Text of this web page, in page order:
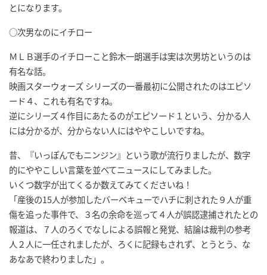
とになります。
○次男なのにイチロー
ＭＬＢ選手のイチローこと鈴木一朗選手は実は次男坊というのは
有名な話。
映画スターウォーズ シリーズの一番最初に公開されたのはエピソ
ード４、これも有名ですね。
逆にシリーズ４作目にあたるのがエピソード１という、分かる人
には分かるが、分からない人にはややこしいですね。
昔、『いっぽんでもニンジン』という歌が流行りましたが、数字
的にややこしい言葉を並べてニュースにしてみました。
いくつ数字が出てくるか数えてみてくださいね！
「産後の15人が参加したバーベキューでハチに刺された９人が重
傷を追った事件で、３名の余命を巡って４人が誤認逮捕されたとの
報道は、７人のろくでなしによる誤報と発覚、結論は裁判の参考
人２人に一任されましたが、ろくに記録もされず、とうとう、な
あなあで終わりました」。